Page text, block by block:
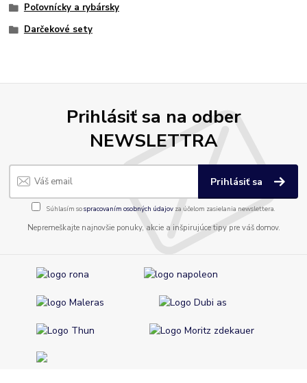
Poľovnícky a rybársky
Darčekové sety
Prihlásiť sa na odber
NEWSLETTRA
Prihlásiť sa
Súhlasím sospracovaním osobných údajov za účelom zasielania newslettera.
Nepremeškajte najnovšie ponuky, akcie a inšpirujúce tipy pre váš domov.